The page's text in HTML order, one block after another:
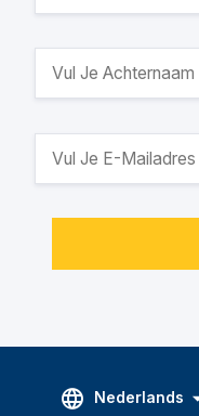
Nederlands